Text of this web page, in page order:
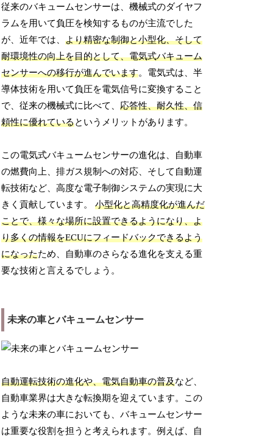
従来のバキュームセンサーは、機械式のダイヤフ
ラムを用いて負圧を検知するものが主流でした
が、近年では、より精密な制御と小型化、そして
耐環境性の向上を目的として、電気式バキューム
センサーへの移行が進んでいます。電気式は、半
導体技術を用いて負圧を電気信号に変換すること
で、従来の機械式に比べて、応答性、耐久性、信
頼性に優れているというメリットがあります。
この電気式バキュームセンサーの進化は、自動車
の燃費向上、排ガス規制への対応、そして自動運
転技術など、高度な電子制御システムの実現に大
きく貢献しています。小型化と高精度化が進んだ
ことで、様々な場所に設置できるようになり、よ
り多くの情報をECUにフィードバックできるよう
になったため、自動車のさらなる進化を支える重
要な技術と言えるでしょう。
未来の車とバキュームセンサー
自動運転技術の進化や、電気自動車の普及など、
自動車業界は大きな転換期を迎えています。この
ような未来の車においても、バキュームセンサー
は重要な役割を担うと考えられます。例えば、自